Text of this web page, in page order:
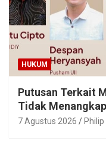
HUKUM
Putusan Terkait
Tidak
7 Agustus 2026